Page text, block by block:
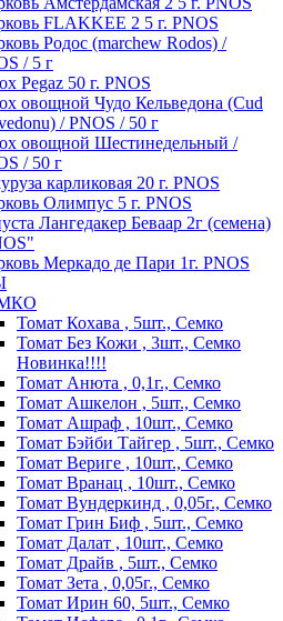
FLAKKEE 2 5 г. PNOS
Родос (marchew Rodos) /
/ 5 г
Pegaz 50 г. PNOS
овощной Чудо Кельведона (Cud
/ PNOS / 50 г
овощной Шестинедельный /
/ 50 г
карликовая 20 г. PNOS
Олимпус 5 г. PNOS
Лангедакер Беваар 2г (семена)
Меркадо де Пари 1г. PNOS
Томат Кохава , 5шт., Семко
Томат Без Кожи , 3шт., Семко
Новинка!!!!
Томат Анюта , 0,1г., Семко
Томат Ашкелон , 5шт., Семко
Томат Ашраф , 10шт., Семко
Томат Бэйби Тайгер , 5шт., Семко
Томат Вериге , 10шт., Семко
Томат Вранац , 10шт., Семко
Томат Вундеркинд , 0,05г., Семко
Томат Грин Биф , 5шт., Семко
Томат Далат , 10шт., Семко
Томат Драйв , 5шт., Семко
Томат Зета , 0,05г., Семко
Томат Ирин 60, 5шт., Семко